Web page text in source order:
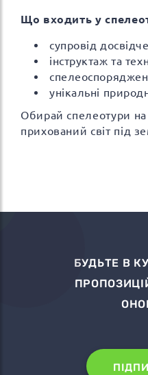
Що входить у
супровід
інструктаж та
унікальні
Обирай спелеотури на
прихований світ під
БУДЬТЕ В